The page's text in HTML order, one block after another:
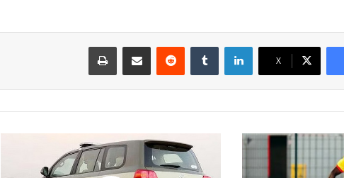
‫X
لينكدإن مشاركة عبر البريد طباعة
محاولة